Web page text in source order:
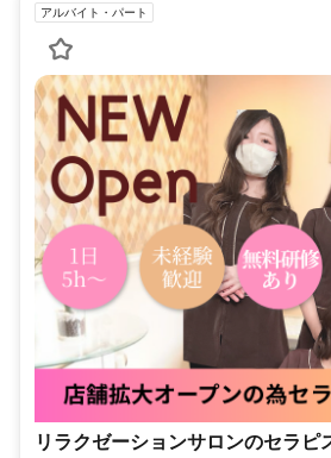
アルバイト・パート
リラクゼーションサロンのセラピ